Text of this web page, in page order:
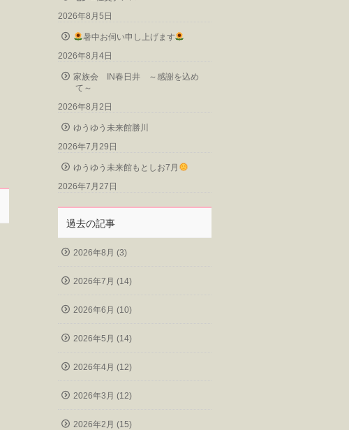
2026年8月5日
暑中お伺い申し上げます
2026年8月4日
家族会 IN春日井 ～感謝を込め
て～
2026年8月2日
ゆうゆう未来館勝川
2026年7月29日
ゆうゆう未来館もとしお7月
2026年7月27日
過去の記事
2026年8月 (3)
2026年7月 (14)
2026年6月 (10)
2026年5月 (14)
2026年4月 (12)
2026年3月 (12)
2026年2月 (15)